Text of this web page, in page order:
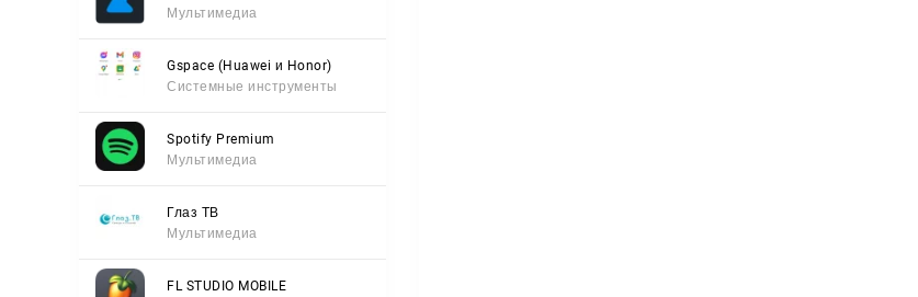
Мультимедиа
Gspace (Huawei и Honor)
Системные инструменты
Spotify Premium
Мультимедиа
Глаз ТВ
Мультимедиа
FL STUDIO MOBILE